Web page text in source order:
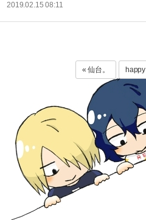
2019.02.15 08:11
« 仙台。